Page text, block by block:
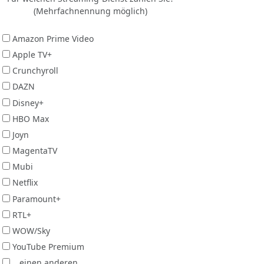
(Mehrfachnennung möglich)
Amazon Prime Video
Apple TV+
Crunchyroll
DAZN
Disney+
HBO Max
Joyn
MagentaTV
Mubi
Netflix
Paramount+
RTL+
WOW/Sky
YouTube Premium